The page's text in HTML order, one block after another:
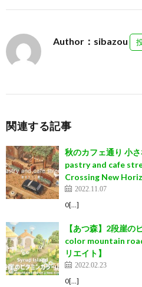
Author：sibazou
関連する記事
秋のカフェ通り 小
pastry and cafe
Crossing New
2022.11.07
0[…]
【あつ森】2段崖
color mountain
リエイト】
2022.02.23
0[…]